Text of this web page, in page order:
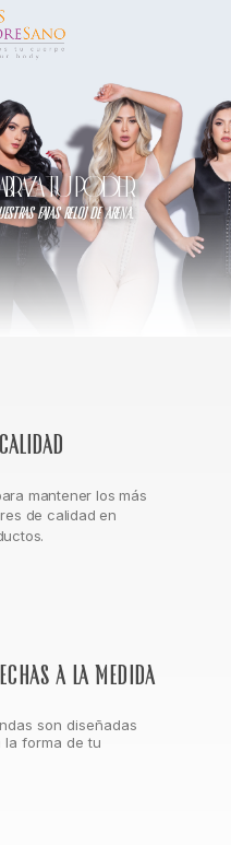
TU PODER
fajas reloj de arena.
mantener los más
de calidad en
a la medida
son diseñadas
la forma de tu